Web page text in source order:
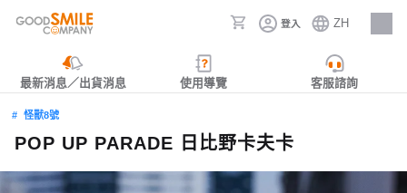
登入 ZH
人才招募
最新消息／出貨消息 使用導覽 客服諮詢
怪獸8號
POP UP PARADE 日比野卡夫卡